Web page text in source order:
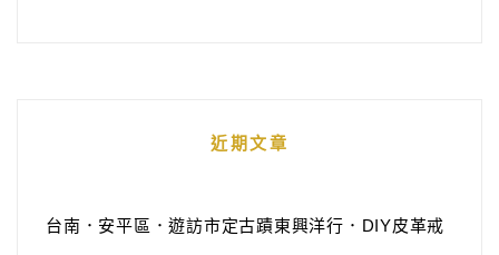
近期文章
台南．安平區．遊訪市定古蹟東興洋行．DIY皮革戒